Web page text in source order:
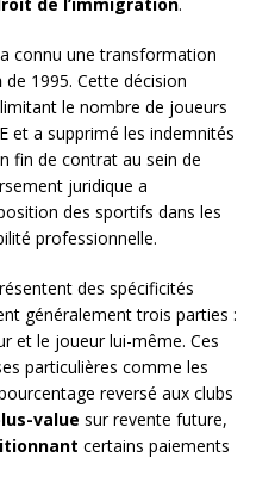
a connu une transformation
de 1995. Cette décision
le nombre de joueurs
et a supprimé les indemnités
fin de contrat au sein de
juridique a
des sportifs dans les
professionnelle.
des spécificités
généralement trois parties :
et le joueur lui-même. Ces
particulières comme les
reversé aux clubs
value sur revente future,
certains paiements